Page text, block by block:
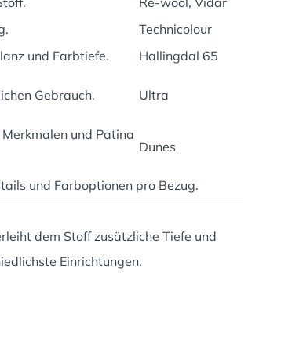
Technicolour
und Farbtiefe.
Hallingdal 65
Gebrauch. Ultra
und Patina
Dunes
und Farboptionen pro Bezug.
dem Stoff zusätzliche Tiefe und
Einrichtungen.